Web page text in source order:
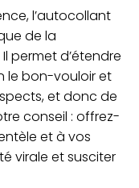
l’autocollant
de la
permet d’étendre
le bon-vouloir et
et donc de
conseil : offrez-
et à vos
virale et susciter